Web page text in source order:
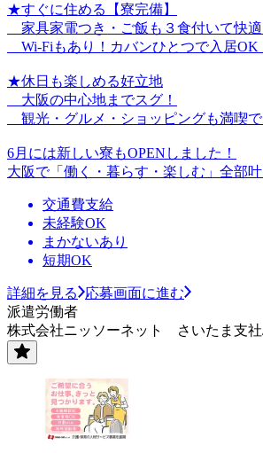
★すぐに住める【寮完備】
家具家電つき・ご飯も３食付いて快適
Wi-Fiもあり！カバンひとつで入居OK
★休日も楽しめる好立地
大阪の中心地までスグ！
観光・グルメ・ショッピングも満喫で
6月には新しい寮もOPENしました！
大阪で「働く・暮らす・楽しむ」全部叶
交通費支給
未経験OK
まかないあり
短期OK
詳細を見る
応募画面に進む
派遣労働者
株式会社ニッソーネット さいたま支社/